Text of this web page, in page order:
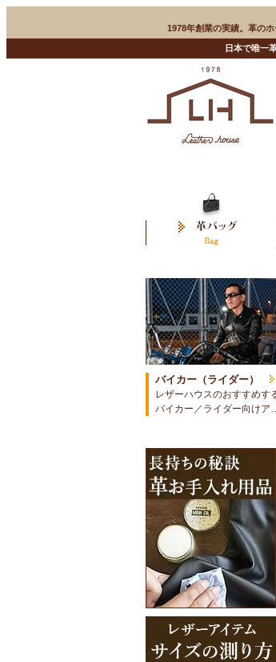
1978年創業の実績。革の
日本で唯一
バイカー（ライダー）
レザーハウスのおすすめす
バイカー／ライダー向けア